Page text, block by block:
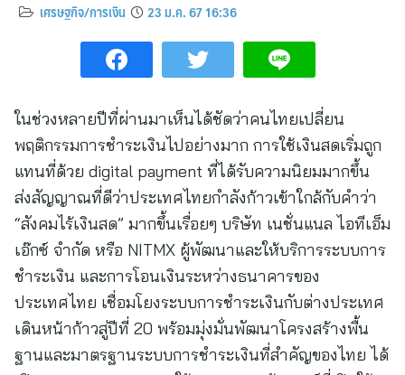
เศรษฐกิจ/การเงิน 23 ม.ค. 67 16:36
ในช่วงหลายปีที่ผ่านมาเห็นได้ชัดว่าคนไทยเปลี่ยน
พฤติกรรมการชำระเงินไปอย่างมาก การใช้เงินสดเริ่มถูก
แทนที่ด้วย digital payment ที่ได้รับความนิยมมากขึ้น
ส่งสัญญาณที่ดีว่าประเทศไทยกำลังก้าวเข้าใกล้กับคำว่า
“สังคมไร้เงินสด” มากขึ้นเรื่อยๆ บริษัท เนชั่นแนล ไอทีเอ็ม
เอ๊กซ์ จำกัด หรือ NITMX ผู้พัฒนาและให้บริการระบบการ
ชำระเงิน และการโอนเงินระหว่างธนาคารของ
ประเทศไทย เชื่อมโยงระบบการชำระเงินกับต่างประเทศ
เดินหน้าก้าวสู่ปีที่ 20 พร้อมมุ่งมั่นพัฒนาโครงสร้างพื้น
ฐานและมาตรฐานระบบการชำระเงินที่สำคัญของไทย ได้